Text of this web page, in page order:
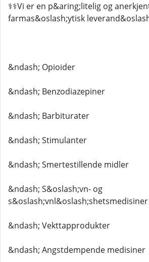
⚕️⚕️Vi er en p&aring;litelig og
farmas&oslash;ytisk
&ndash; Opioider
&ndash; Benzodiazepiner
&ndash; Barbiturater
&ndash; Stimulanter
&ndash; Smertestillende midler
&ndash; S&oslash;vn- og
s&oslash;vnl&oslash;shetsmedisiner
&ndash; Vekttapprodukter
&ndash; Angstdempende medisiner